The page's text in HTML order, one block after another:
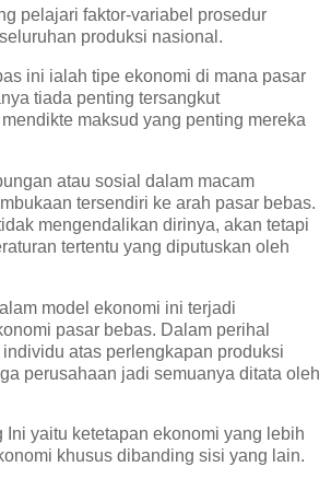
pelajari faktor-variabel prosedur
produksi nasional.
ini ialah tipe ekonomi di mana pasar
tiada penting tersangkut
maksud yang penting mereka
atau sosial dalam macam
tersendiri ke arah pasar bebas.
mengendalikan dirinya, akan tetapi
tertentu yang diputuskan oleh
model ekonomi ini terjadi
pasar bebas. Dalam perihal
atas perlengkapan produksi
perusahaan jadi semuanya ditata oleh
Ini yaitu ketetapan ekonomi yang lebih
khusus dibanding sisi yang lain.